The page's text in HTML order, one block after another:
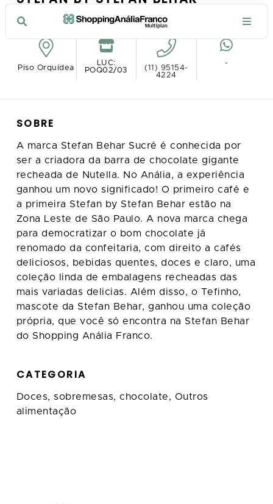
VER NO MAPA
Piso Orquídea
LUC:
POQ02/03
(11) 95154-
4224
-
SOBRE
A marca Stefan Behar Sucré é conhecida por
ser a criadora da barra de chocolate gigante
recheada de Nutella. No Anália, a experiência
ganhou um novo significado! O primeiro café e
a primeira Stefan by Stefan Behar estão na
Zona Leste de São Paulo. A nova marca chega
para democratizar o bom chocolate já
renomado da confeitaria, com direito a cafés
deliciosos, bebidas quentes, doces e claro, uma
coleção linda de embalagens recheadas das
mais variadas delicias. Além disso, o Tefinho,
mascote da Stefan Behar, ganhou uma coleção
própria, que você só encontra na Stefan Behar
do Shopping Anália Franco.
CATEGORIA
Doces, sobremesas, chocolate, Outros
alimentação